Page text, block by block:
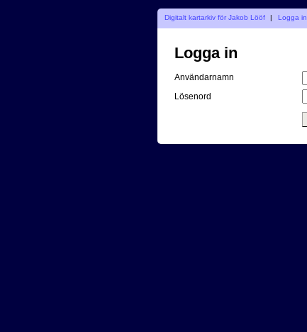
Digitalt kartarkiv för Jakob Lööf | Logga in
Logga in
Användarnamn
Lösenord